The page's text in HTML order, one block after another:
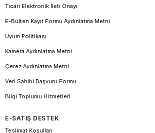
Ticari Elektronik İleti Onayı
E-Bülten Kayıt Formu Aydınlatma Metni
Uyum Politikası
Kamera Aydınlatma Metni
Çerez Aydınlatma Metni
Veri Sahibi Başvuru Formu
Bilgi Toplumu Hizmetleri
E-SATIŞ DESTEK
Teslimat Koşulları